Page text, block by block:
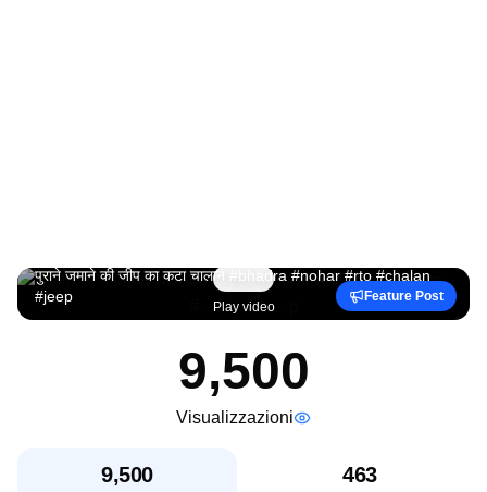
Play video
पुराने जमाने की जीप का कटा चालान #bhadra #nohar #rto #chalan
#jeep
Feature Post
9,500
Visualizzazioni
9,500 463